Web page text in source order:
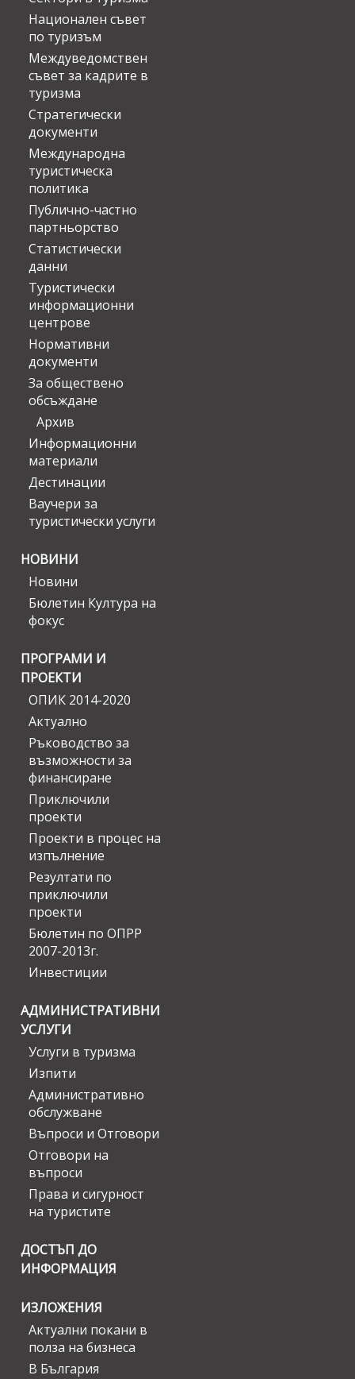
Национален съвет
по туризъм
Междуведомствен
съвет за кадрите в
туризма
Стратегически
документи
Международна
туристическа
политика
Публично-частно
партньорство
Статистически
данни
Туристически
информационни
центрове
Нормативни
документи
За обществено
обсъждане
Архив
Информационни
материали
Дестинации
Ваучери за
туристически услуги
НОВИНИ
Новини
Бюлетин Култура на
фокус
ПРОГРАМИ И
ПРОЕКТИ
ОПИК 2014-2020
Актуално
Ръководство за
възможности за
финансиране
Приключили
проекти
Проекти в процес на
изпълнение
Резултати по
приключили
проекти
Бюлетин по ОПРР
2007-2013г.
Инвестиции
АДМИНИСТРАТИВНИ
УСЛУГИ
Услуги в туризма
Изпити
Административно
обслужване
Въпроси и Отговори
Отговори на
въпроси
Права и сигурност
на туристите
ДОСТЪП ДО
ИНФОРМАЦИЯ
ИЗЛОЖЕНИЯ
Актуални покани в
полза на бизнеса
В България